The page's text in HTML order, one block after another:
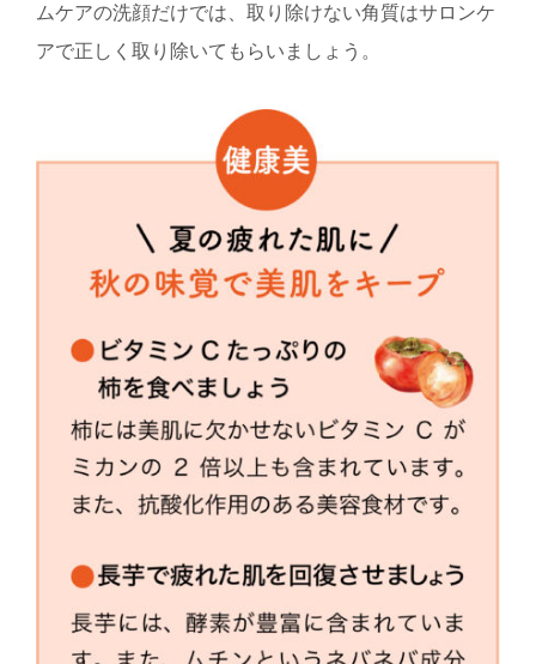
ムケアの洗顔だけでは、取り除けない角質はサロンケ
アで正しく取り除いてもらいましょう。